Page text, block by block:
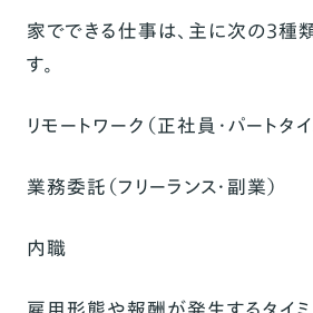
家でできる仕事は、主に次の3種
す。
リモートワーク（正社員・パートタイ
業務委託（フリーランス・副業）
内職